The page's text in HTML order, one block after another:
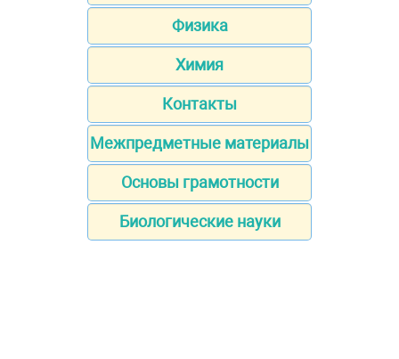
Физика
Химия
Контакты
Межпредметные материалы
Основы грамотности
Биологические науки